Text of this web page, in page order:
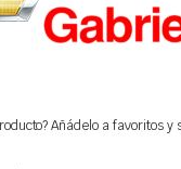
Añádelo a favoritos y